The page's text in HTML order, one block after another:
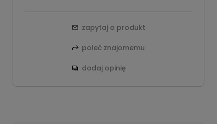
zapytaj o produkt
poleć znajomemu
dodaj opinię